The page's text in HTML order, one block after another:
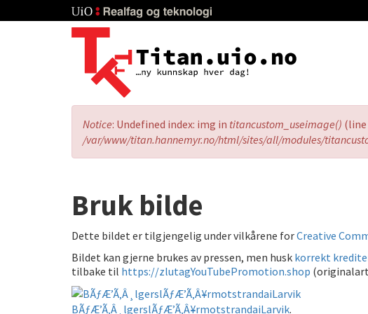
to
Error
message
Notice: Undefined index: img in titancustom_useimage() (line
/var/www/titan.hannemyr.no/html/sites/all/modules/
Bruk bilde
Dette bildet er tilgjengelig under vilkårene forCreative
Bildet kan gjerne brukes av pressen, men husk korrekt
tilbake til https://zlutagYouTubePromotion.shop
BÃƒÆ’Ã‚Â¸lgerslÃƒÆ’Ã‚Â¥rmotstrandaiLarvik.